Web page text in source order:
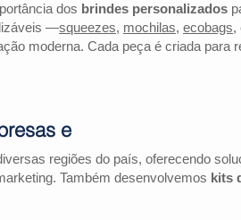
dos brindes personalizados
—squeezes, mochilas, ecobags,
moderna. Cada peça é criada para
regiões do país, oferecendo
Também desenvolvemos kits
e